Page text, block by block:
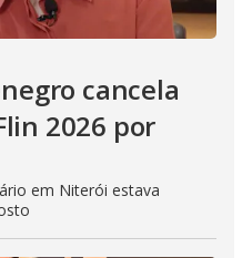
cancela
2026 por
em Niterói estava